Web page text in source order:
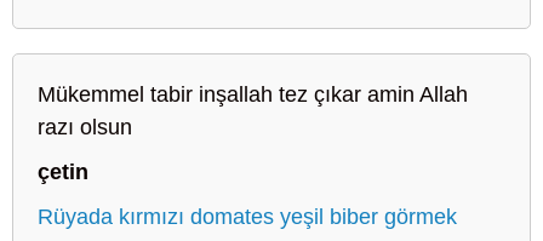
Mükemmel tabir inşallah tez çıkar amin Allah
razı olsun
çetin
Rüyada kırmızı domates yeşil biber görmek